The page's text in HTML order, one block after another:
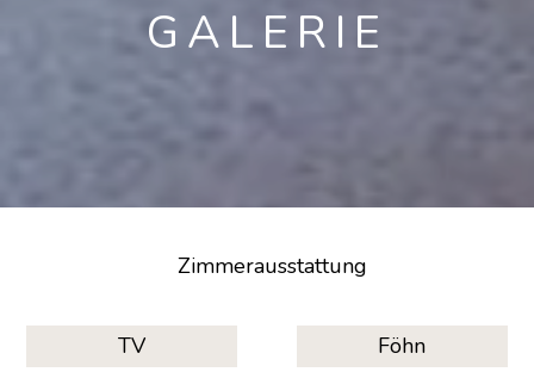
GALERIE
Zimmerausstattung
TV
Föhn